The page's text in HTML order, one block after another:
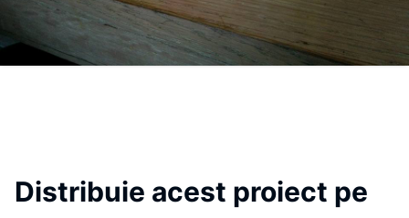
Distribuie acest proiect pe